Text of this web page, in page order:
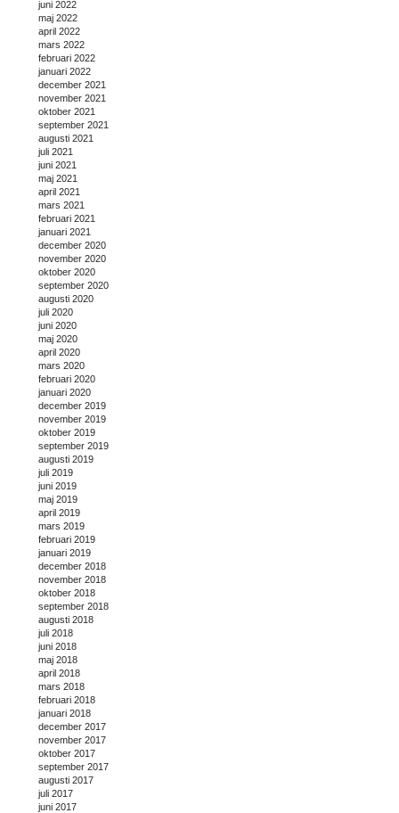
juni 2022
maj 2022
april 2022
mars 2022
februari 2022
januari 2022
december 2021
november 2021
oktober 2021
september 2021
augusti 2021
juli 2021
juni 2021
maj 2021
april 2021
mars 2021
februari 2021
januari 2021
december 2020
november 2020
oktober 2020
september 2020
augusti 2020
juli 2020
juni 2020
maj 2020
april 2020
mars 2020
februari 2020
januari 2020
december 2019
november 2019
oktober 2019
september 2019
augusti 2019
juli 2019
juni 2019
maj 2019
april 2019
mars 2019
februari 2019
januari 2019
december 2018
november 2018
oktober 2018
september 2018
augusti 2018
juli 2018
juni 2018
maj 2018
april 2018
mars 2018
februari 2018
januari 2018
december 2017
november 2017
oktober 2017
september 2017
augusti 2017
juli 2017
juni 2017